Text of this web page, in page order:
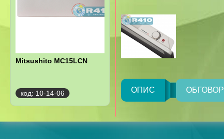
Mitsushito MC15LCN
код: 10-14-06 ОПИС